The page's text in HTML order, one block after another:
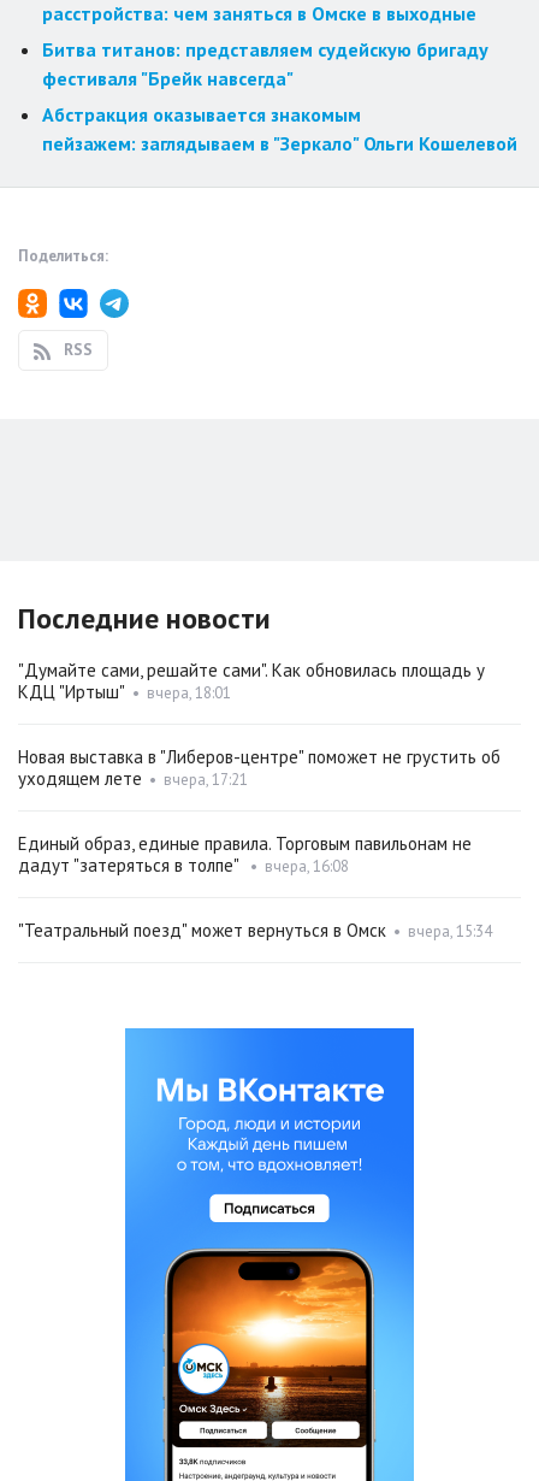
расстройства: чем заняться в Омске в выходные
Битва титанов: представляем судейскую бригаду
фестиваля "Брейк навсегда"
Абстракция оказывается знакомым
пейзажем: заглядываем в "Зеркало" Ольги Кошелевой
Поделиться:
RSS
Последние новости
"Думайте сами, решайте сами". Как обновилась площадь у
КДЦ "Иртыш" • вчера, 18:01
Новая выставка в "Либеров-центре" поможет не грустить об
уходящем лете • вчера, 17:21
Единый образ, единые правила. Торговым павильонам не
дадут "затеряться в толпе"
• вчера, 16:08
"Театральный поезд" может вернуться в Омск • вчера, 15:34